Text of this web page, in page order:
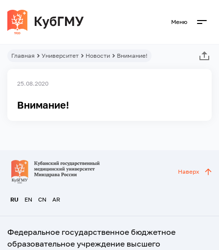
Меню
Главная Университет Новости Внимание!
25.08.2020
Внимание!
RU EN CN AR
Наверх
Федеральное государственное бюджетное
образовательное учреждение высшего